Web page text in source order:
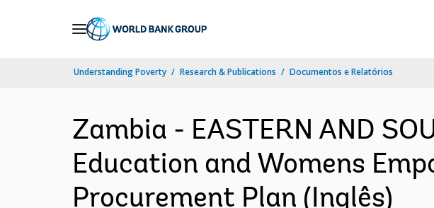
Understanding Poverty Research & Publications Documentos e Relatórios
Zambia - EASTERN AND
Education and Womens
Procurement Plan (Inglês)